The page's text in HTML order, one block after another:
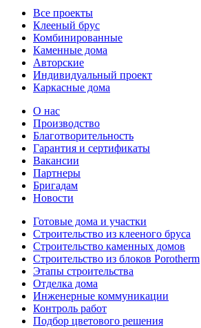
Все проекты
Клееный брус
Комбинированные
Каменные дома
Авторские
Индивидуальный проект
Каркасные дома
О нас
Производство
Благотворительность
Гарантия и сертификаты
Вакансии
Партнеры
Бригадам
Новости
Готовые дома и участки
Строительство из клееного бруса
Строительство каменных домов
Строительство из блоков Porotherm
Этапы строительства
Отделка дома
Инженерные коммуникации
Контроль работ
Подбор цветового решения